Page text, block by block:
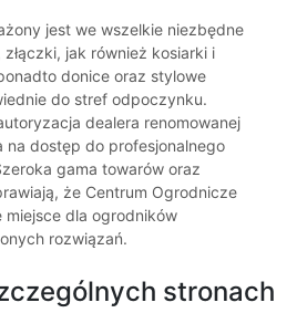
jest we wszelkie niezbędne
jak również kosiarki i
donice oraz stylowe
do stref odpoczynku.
dealera renomowanej
na dostęp do profesjonalnego
gama towarów oraz
że Centrum Ogrodnicze
dla ogrodników
rozwiązań.
stronach